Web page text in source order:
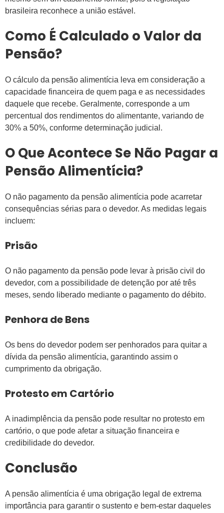
brasileira reconhece a união estável.
Como É Calculado o Valor da
Pensão?
O cálculo da pensão alimentícia leva em consideração a
capacidade financeira de quem paga e as necessidades
daquele que recebe. Geralmente, corresponde a um
percentual dos rendimentos do alimentante, variando de
30% a 50%, conforme determinação judicial.
O Que Acontece Se Não Pagar a
Pensão Alimentícia?
O não pagamento da pensão alimentícia pode acarretar
consequências sérias para o devedor. As medidas legais
incluem:
Prisão
O não pagamento da pensão pode levar à prisão civil do
devedor, com a possibilidade de detenção por até três
meses, sendo liberado mediante o pagamento do débito.
Penhora de Bens
Os bens do devedor podem ser penhorados para quitar a
dívida da pensão alimentícia, garantindo assim o
cumprimento da obrigação.
Protesto em Cartório
A inadimplência da pensão pode resultar no protesto em
cartório, o que pode afetar a situação financeira e
credibilidade do devedor.
Conclusão
A pensão alimentícia é uma obrigação legal de extrema
importância para garantir o sustento e bem-estar daqueles